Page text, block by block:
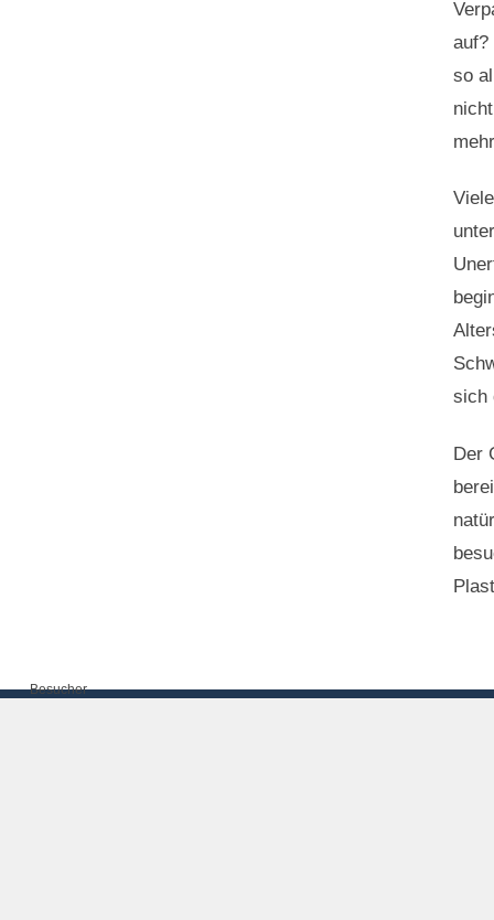
auf?
so
sich
Der
Besucher